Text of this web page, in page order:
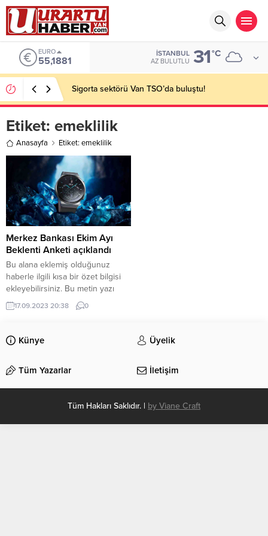
EURO
55,1881
İSTANBUL
AZ BULUTLU 31°C
Sigorta sektörü Van TSO’da buluştu!
Etiket: emeklilik
Anasayfa Etiket: emeklilik
Merkez Bankası Ekim Ayı
Beklenti Anketi açıklandı
Bu alana eklemiş olduğunuz
haberle ilgili kısa bir özet bilgisi
ekleyebilirsiniz. Bu metin yazı
düzenleme sayfasında “Özet”
bölümünden eklenebilir. Özet
olarak bu şekilde gösterilir,
eklenmemişse bu alan boş kalır.
17.09.2023 20:38 0
Künye Üyelik
Tüm Yazarlar İletişim
Tüm Hakları Saklıdır. | by Viane Craft